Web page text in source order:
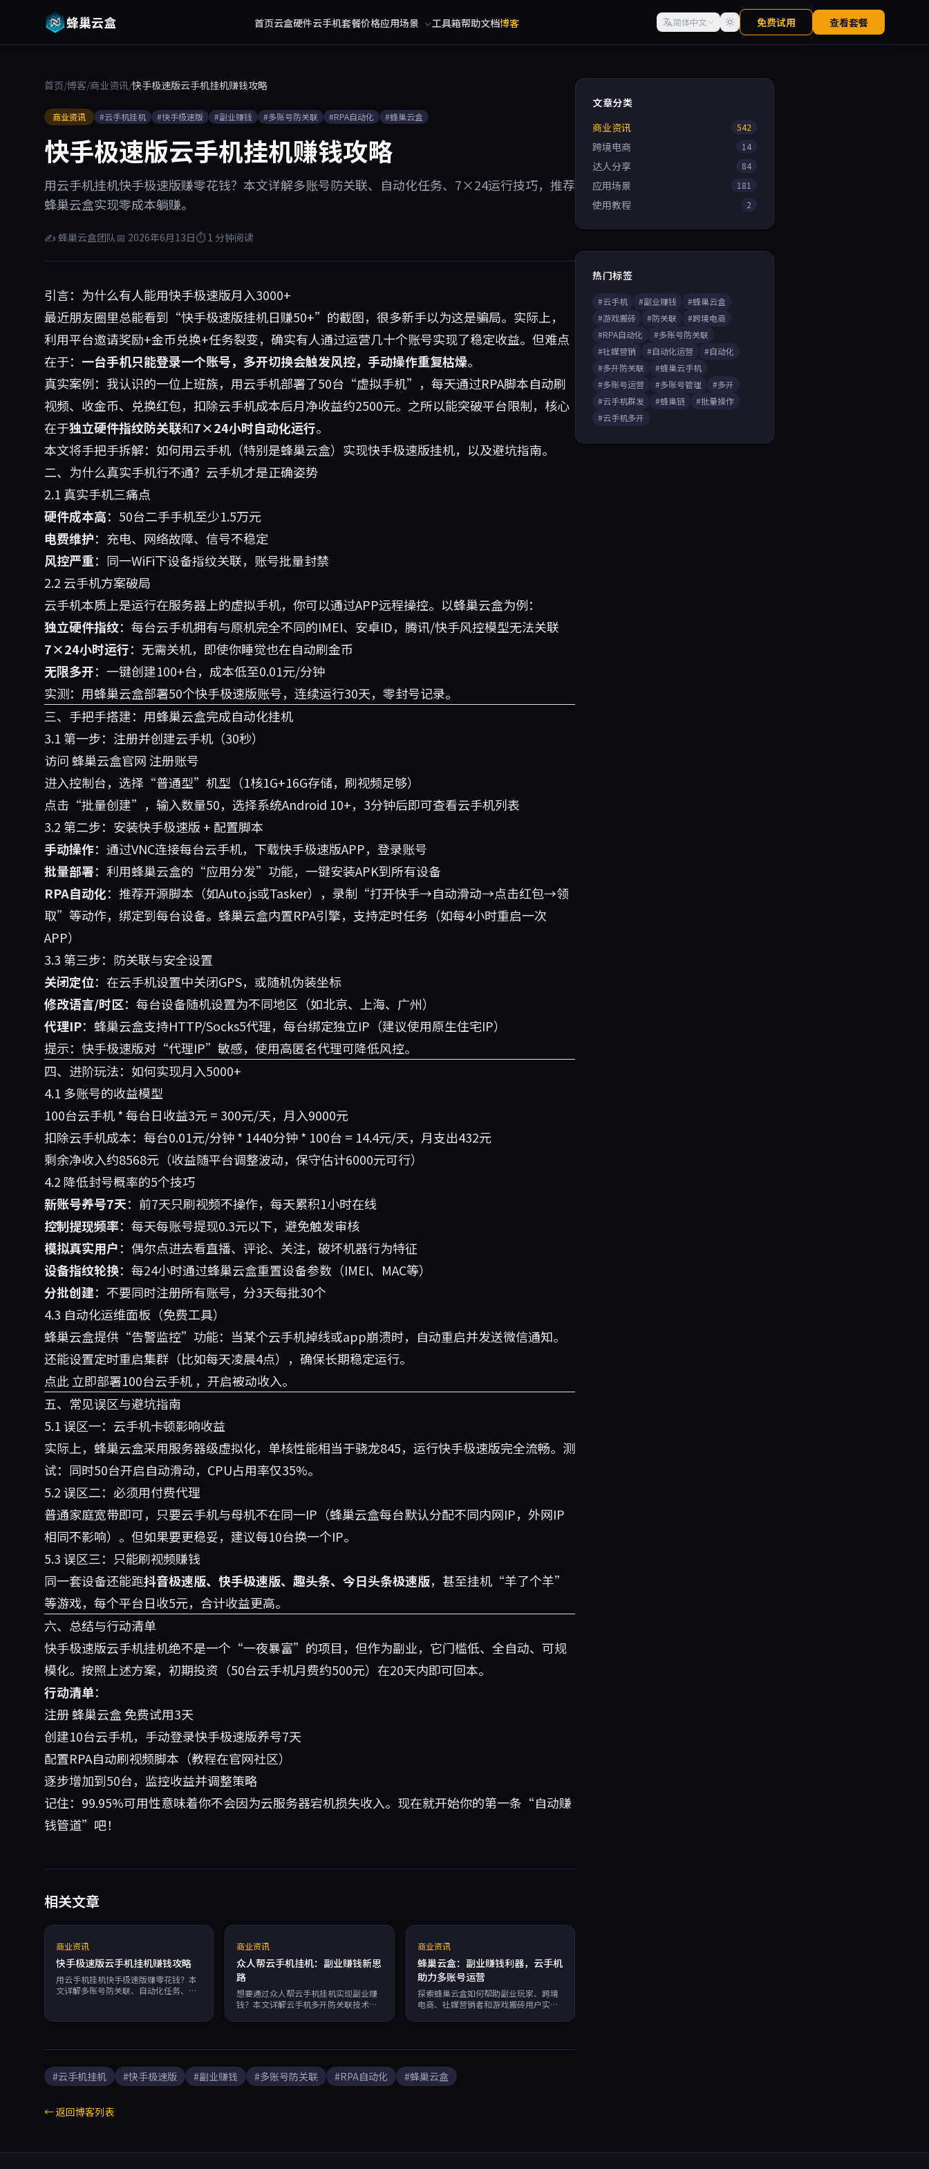
蜂巢云盒 首页云盒硬件云手机套餐价格应用场景 工具箱帮助文档博客 简体中文 免费试用 查看套餐
首页/博客/商业资讯/快手极速版云手机挂机赚钱攻略
商业资讯 #云手机挂机 #快手极速版 #副业赚钱 #多账号防关联 #RPA自动化 #蜂巢云盒
快手极速版云手机挂机赚钱攻略
用云手机挂机快手极速版赚零花钱？本文详解多账号防关联、自动化任务、7×24运行技巧，推荐
蜂巢云盒实现零成本躺赚。
✍ 蜂巢云盒团队📅 2026年6月13日⏱ 1 分钟阅读
引言：为什么有人能用快手极速版月入3000+
最近朋友圈里总能看到“快手极速版挂机日赚50+”的截图，很多新手以为这是骗局。实际上，
利用平台邀请奖励+金币兑换+任务裂变，确实有人通过运营几十个账号实现了稳定收益。但难点
在于： 一台手机只能登录一个账号，多开切换会触发风控，手动操作重复枯燥。
真实案例：我认识的一位上班族，用云手机部署了50台“虚拟手机”，每天通过RPA脚本自动刷
视频、收金币、兑换红包，扣除云手机成本后月净收益约2500元。之所以能突破平台限制，核心
在于独立硬件指纹防关联和7×24小时自动化运行。
本文将手把手拆解：如何用云手机（特别是蜂巢云盒）实现快手极速版挂机，以及避坑指南。
二、为什么真实手机行不通？云手机才是正确姿势
2.1 真实手机三痛点
硬件成本高：50台二手手机至少1.5万元
电费维护：充电、网络故障、信号不稳定
风控严重：同一WiFi下设备指纹关联，账号批量封禁
2.2 云手机方案破局
云手机本质上是运行在服务器上的虚拟手机，你可以通过APP远程操控。以蜂巢云盒为例：
独立硬件指纹：每台云手机拥有与原机完全不同的IMEI、安卓ID，腾讯/快手风控模型无法关联
7×24小时运行：无需关机，即使你睡觉也在自动刷金币
无限多开：一键创建100+台，成本低至0.01元/分钟
实测：用蜂巢云盒部署50个快手极速版账号，连续运行30天，零封号记录。
三、手把手搭建：用蜂巢云盒完成自动化挂机
3.1 第一步：注册并创建云手机（30秒）
访问 蜂巢云盒官网 注册账号
进入控制台，选择“普通型”机型（1核1G+16G存储，刷视频足够）
点击“批量创建”，输入数量50，选择系统Android 10+，3分钟后即可查看云手机列表
3.2 第二步：安装快手极速版 + 配置脚本
手动操作：通过VNC连接每台云手机，下载快手极速版APP，登录账号
批量部署：利用蜂巢云盒的“应用分发”功能，一键安装APK到所有设备
RPA自动化：推荐开源脚本（如Auto.js或Tasker），录制“打开快手→自动滑动→点击红包→领
取”等动作，绑定到每台设备。蜂巢云盒内置RPA引擎，支持定时任务（如每4小时重启一次
APP）
3.3 第三步：防关联与安全设置
关闭定位：在云手机设置中关闭GPS，或随机伪装坐标
修改语言/时区：每台设备随机设置为不同地区（如北京、上海、广州）
代理IP：蜂巢云盒支持HTTP/Socks5代理，每台绑定独立IP（建议使用原生住宅IP）
提示：快手极速版对“代理IP”敏感，使用高匿名代理可降低风控。
四、进阶玩法：如何实现月入5000+
4.1 多账号的收益模型
100台云手机 * 每台日收益3元 = 300元/天，月入9000元
扣除云手机成本：每台0.01元/分钟 * 1440分钟 * 100台 = 14.4元/天，月支出432元
剩余净收入约8568元（收益随平台调整波动，保守估计6000元可行）
4.2 降低封号概率的5个技巧
新账号养号7天：前7天只刷视频不操作，每天累积1小时在线
控制提现频率：每天每账号提现0.3元以下，避免触发审核
模拟真实用户：偶尔点进去看直播、评论、关注，破坏机器行为特征
设备指纹轮换：每24小时通过蜂巢云盒重置设备参数（IMEI、MAC等）
分批创建：不要同时注册所有账号，分3天每批30个
4.3 自动化运维面板（免费工具）
蜂巢云盒提供“告警监控”功能：当某个云手机掉线或app崩溃时，自动重启并发送微信通知。
还能设置定时重启集群（比如每天凌晨4点），确保长期稳定运行。
点此 立即部署100台云手机 ，开启被动收入。
五、常见误区与避坑指南
5.1 误区一：云手机卡顿影响收益
实际上，蜂巢云盒采用服务器级虚拟化，单核性能相当于骁龙845，运行快手极速版完全流畅。测
试：同时50台开启自动滑动，CPU占用率仅35%。
5.2 误区二：必须用付费代理
普通家庭宽带即可，只要云手机与母机不在同一IP（蜂巢云盒每台默认分配不同内网IP，外网IP
相同不影响）。但如果要更稳妥，建议每10台换一个IP。
5.3 误区三：只能刷视频赚钱
同一套设备还能跑抖音极速版、快手极速版、趣头条、今日头条极速版，甚至挂机“羊了个羊”
等游戏，每个平台日收5元，合计收益更高。
六、总结与行动清单
快手极速版云手机挂机绝不是一个“一夜暴富”的项目，但作为副业，它门槛低、全自动、可规
模化。按照上述方案，初期投资（50台云手机月费约500元）在20天内即可回本。
行动清单：
注册蜂巢云盒免费试用3天
创建10台云手机，手动登录快手极速版养号7天
配置RPA自动刷视频脚本（教程在官网社区）
逐步增加到50台，监控收益并调整策略
记住：99.95%可用性意味着你不会因为云服务器宕机损失收入。现在就开始你的第一条“自动赚
钱管道”吧！
相关文章
商业资讯
快手极速版云手机挂机赚钱攻略
用云手机挂机快手极速版赚零花钱？本
文详解多账号防关联、自动化任务、
商业资讯
众人帮云手机挂机：副业赚钱新思
路
想要通过众人帮云手机挂机实现副业赚
钱？本文详解云手机多开防关联技术，
商业资讯
蜂巢云盒：副业赚钱利器，云手机
助力多账号运营
探索蜂巢云盒如何帮助副业玩家、跨境
电商、社媒营销者和游戏搬砖用户实现
#云手机挂机 #快手极速版 #副业赚钱 #多账号防关联 #RPA自动化 #蜂巢云盒
← 返回博客列表
文章分类
商业资讯
542
跨境电商 14
达人分享 84
应用场景 181
使用教程 2
热门标签
#云手机 #副业赚钱
#蜂巢云盒
#游戏搬砖
#防关联
#跨境电商
#RPA自动化
#多账号防关联
#社媒营销
#自动化运营
#自动化
#多开防关联
#蜂巢云手机
#多账号运营
#多账号管理
#多开
#云手机群发
#蜂巢链
#批量操作
#云手机多开